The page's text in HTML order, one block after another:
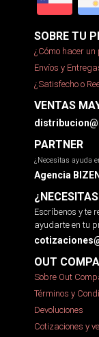
SOBRE TU
¿Cómo hacer un
Envíos y
¿Satisfecho o
VENTAS
PARTNER
¿Necesitas ayuda
Agencia BIZEN
Escríbenos y te
ayudarte en tu
OUT
Sobre Out
Términos y
Devoluciones
Cotizaciones y